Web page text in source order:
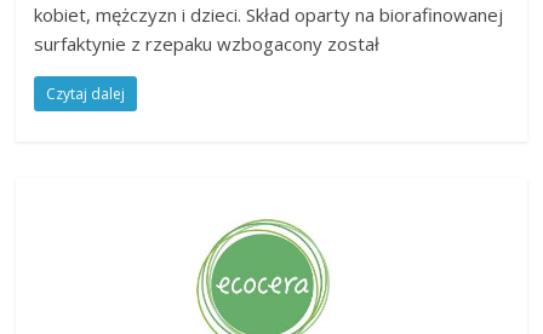
kobiet, mężczyzn i dzieci. Skład oparty na biorafinowanej
surfaktynie z rzepaku wzbogacony został
Czytaj dalej